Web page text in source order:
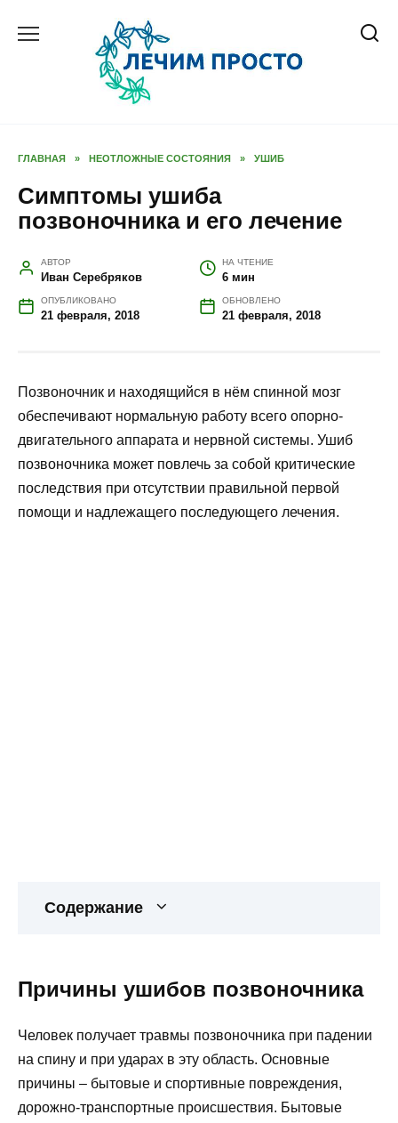
ГЛАВНАЯ » НЕОТЛОЖНЫЕ СОСТОЯНИЯ » УШИБ
Симптомы ушиба
позвоночника и его лечение
АВТОР
Иван Серебряков
НА ЧТЕНИЕ
6 мин
ОПУБЛИКОВАНО
21 февраля, 2018
ОБНОВЛЕНО
21 февраля, 2018
Позвоночник и находящийся в нём спинной мозг
обеспечивают нормальную работу всего опорно-
двигательного аппарата и нервной системы. Ушиб
позвоночника может повлечь за собой критические
последствия при отсутствии правильной первой
помощи и надлежащего последующего лечения.
Содержание
Причины ушибов позвоночника
Человек получает травмы позвоночника при падении
на спину и при ударах в эту область. Основные
причины – бытовые и спортивные повреждения,
дорожно-транспортные происшествия. Бытовые